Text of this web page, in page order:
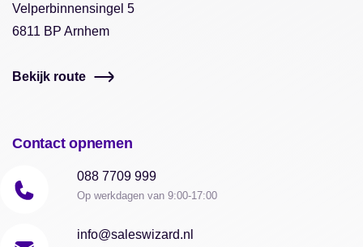
Velperbinnensingel 5
6811 BP Arnhem
Bekijk route
Contact opnemen
088 7709 999
Op werkdagen van 9:00-17:00
info@saleswizard.nl